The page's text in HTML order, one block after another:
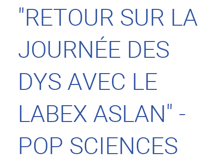
"RETOUR SUR LA
JOURNÉE DES
DYS AVEC LE
LABEX ASLAN" -
POP SCIENCES